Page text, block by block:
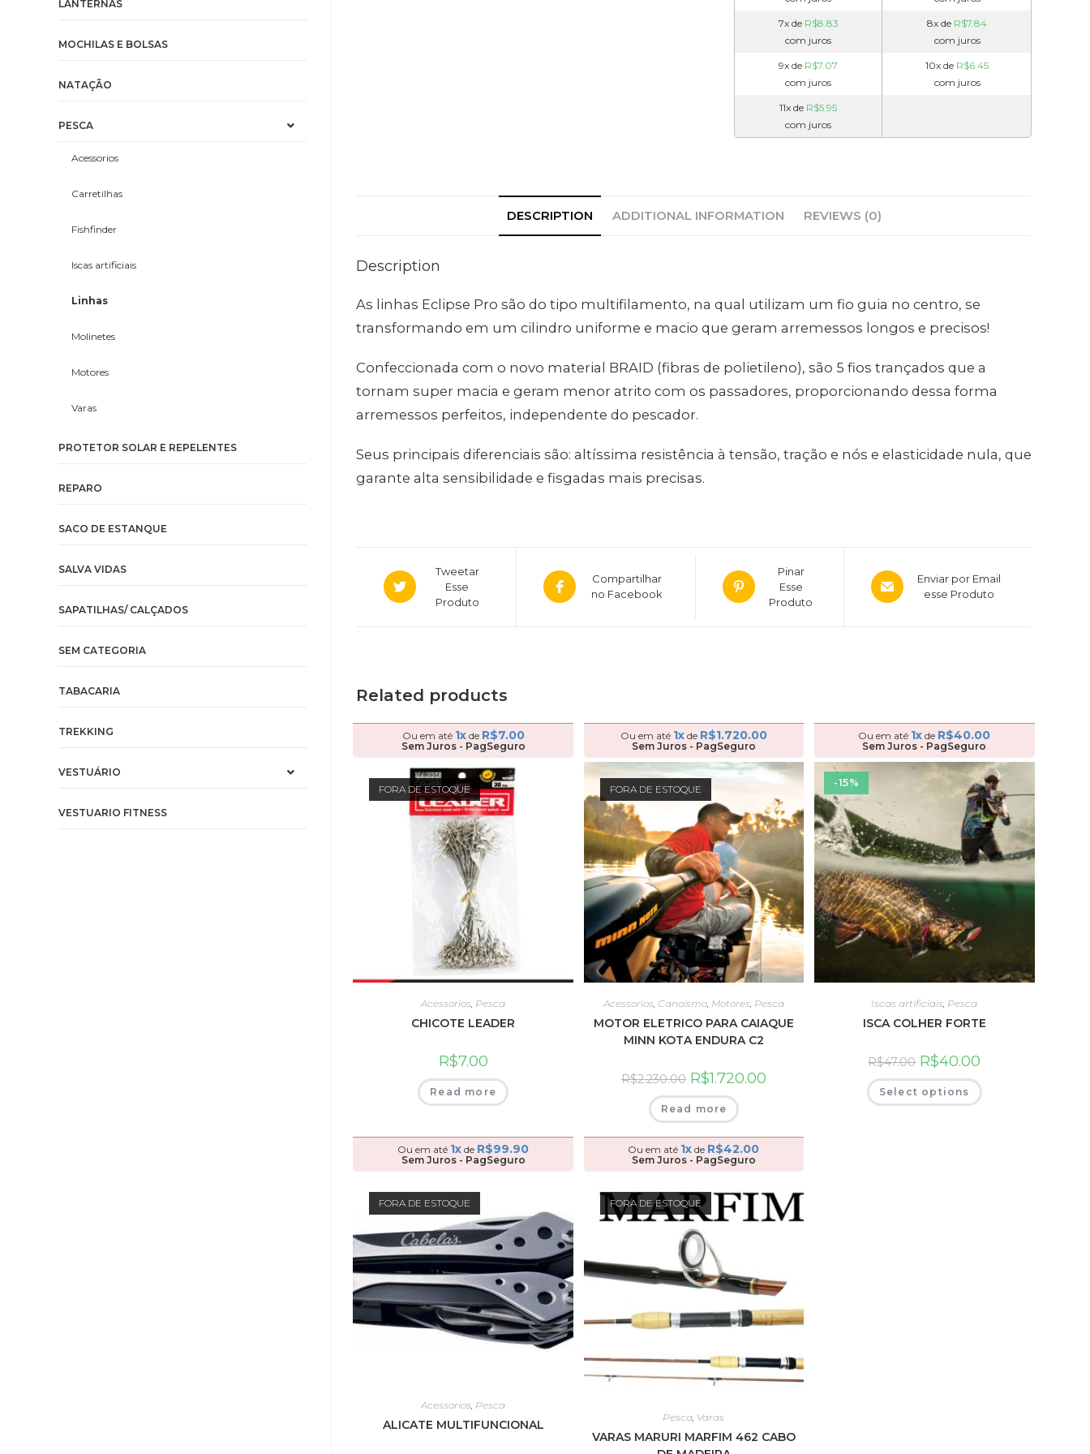
7x de R$8.83
com juros
9x de R$7.07
com juros
11x de R$5.95
com juros
8x de R$7.84
com juros
10x de R$6.45
com juros
DESCRIPTION ADDITIONAL INFORMATION REVIEWS (0)
Description
As linhas Eclipse Pro são do tipo multifilamento, na qual utilizam um fio guia no centro, se
transformando em um cilindro uniforme e macio que geram arremessos longos e precisos!
Confeccionada com o novo material BRAID (fibras de polietileno), são 5 fios trançados que a
tornam super macia e geram menor atrito com os passadores, proporcionando dessa forma
arremessos perfeitos, independente do pescador.
Seus principais diferenciais são: altíssima resistência à tensão, tração e nós e elasticidade nula, que
garante alta sensibilidade e fisgadas mais precisas.
Tweetar
Esse
Produto
Compartilhar
no Facebook
Pinar
Esse
Produto
Enviar por Email
esse Produto
Related products
Ou em até 1xde R$7.00
Sem Juros - PagSeguro
FORA DE ESTOQUE
Acessorios Pesca
CHICOTE LEADER
R$7.00
Read more
Ou em até 1xde R$1.720.00
Sem Juros - PagSeguro
FORA DE ESTOQUE
Acessorios Canoísmo, Motores Pesca
MOTOR ELETRICO PARA CAIAQUE
MINN KOTA ENDURA C2
R$2.230.00 R$1.720.00
Read more
Ou em até 1x de R$40.00
Sem Juros - PagSeguro
-15%
Iscas artificiais Pesca
ISCA COLHER FORTE
R$47.00 R$40.00
Select options
Ou em até 1x de R$99.90
Sem Juros - PagSeguro
FORA DE ESTOQUE
Acessorios Pesca
ALICATE MULTIFUNCIONAL
Ou em até 1x de R$42.00
Sem Juros - PagSeguro
FORA DE ESTOQUE
Pesca, Varas
VARAS MARURI MARFIM 462 CABO
LANTERNAS
MOCHILAS E BOLSAS
NATAÇÃO
PESCA
Acessorios
Carretilhas
Fishfinder
Iscas artificiais
Linhas
Molinetes
Motores
Varas
PROTETOR SOLAR E REPELENTES
REPARO
SACO DE ESTANQUE
SALVA VIDAS
SAPATILHAS/ CALÇADOS
SEM CATEGORIA
TABACARIA
TREKKING
VESTUÁRIO
VESTUARIO FITNESS